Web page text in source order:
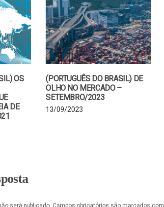
OS
DE
(PORTUGUÊS DO BRASIL) DE
OLHO NO MERCADO –
SETEMBRO/2023
13/09/2023
será publicado. Campos obrigatórios são marcados com